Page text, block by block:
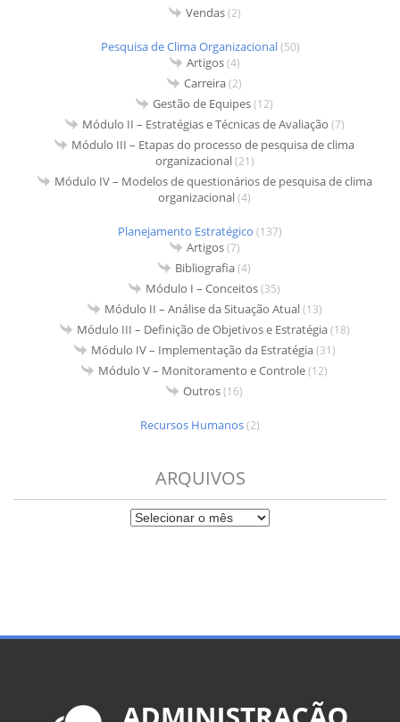
Vendas(2)
Pesquisa de Clima Organizacional(50)
Artigos(4)
Carreira(2)
Gestão de Equipes(12)
Módulo II – Estratégias e Técnicas de Avaliação (7)
Módulo III – Etapas do processo de pesquisa de clima
organizacional(21)
Módulo IV – Modelos de questionários de pesquisa de clima
organizacional(4)
Planejamento Estratégico (137)
Artigos(7)
Bibliografia(4)
Módulo I – Conceitos(35)
Módulo II – Análise da Situação Atual(13)
Módulo III – Definição de Objetivos e Estratégia(18)
Módulo IV – Implementação da Estratégia(31)
Módulo V – Monitoramento e Controle(12)
Outros(16)
Recursos Humanos(2)
ARQUIVOS